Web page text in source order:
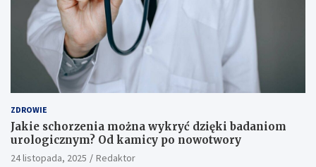
ZDROWIE
Jakie schorzenia można wykryć dzięki badaniom
urologicznym? Od kamicy po nowotwory
24 listopada, 2025 Redaktor